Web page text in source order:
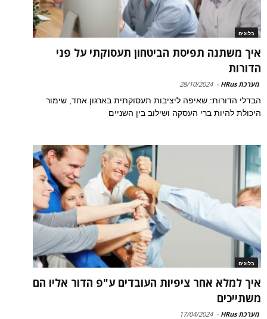
בלוגים
איך משתנה תפיסת הביטחון תעסוקתי על פני
הדורות
מערכת HRus -
28/10/2024
הבדלי הדורות: שאיפה ליציבות תעסוקתית בארגון אחד, שימור
היכולת להיות ברי העסקה ושילוב בין השניים
בלוגים
איך למלא אחר ציפיות העובדים ע"פ הדור אליו הם
משתייכים
מערכת HRus -
17/04/2024